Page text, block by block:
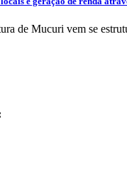
de Mucuri vem se